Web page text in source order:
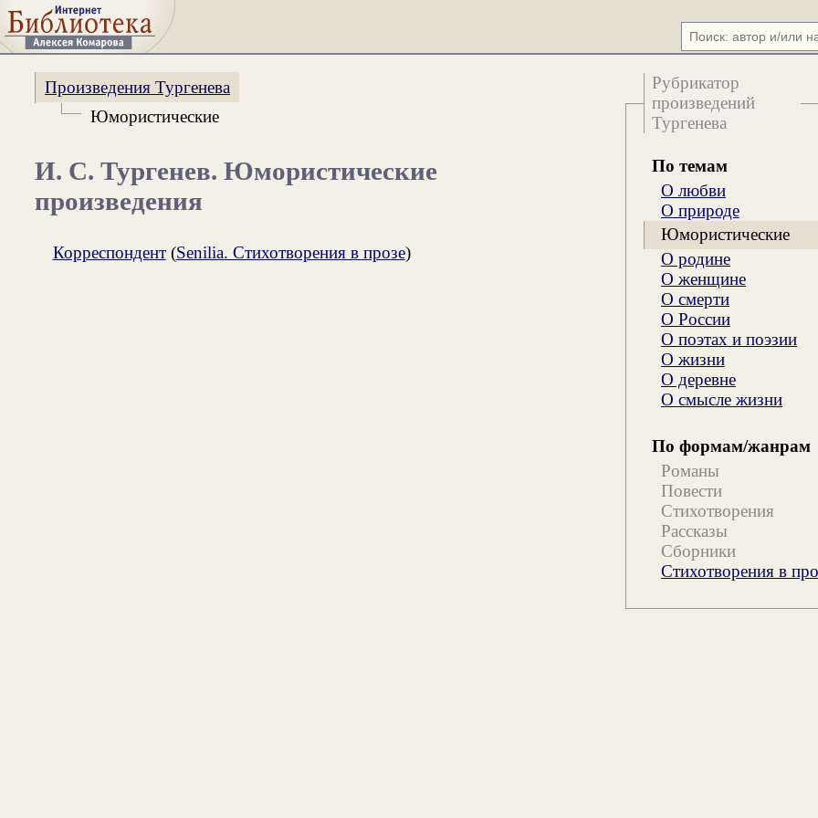
Рубрикатор
произведений
Тургенева
По темам
О любви
О природе
Юмористические
О родине
О женщине
О смерти
О России
О поэтах и поэзии
О жизни
О деревне
О смысле жизни
По формам/жанрам
Романы
Повести
Стихотворения
Рассказы
Сборники
Стихотворения в
Произведения Тургенева
Юмористические
И. С. Тургенев. Юмористические
произведения
Корреспондент(Senilia. Стихотворения в прозе)